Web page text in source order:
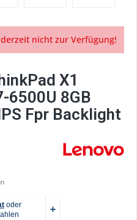
nicht zur Verfügung!
X1
6500U 8GB
Fpr Backlight